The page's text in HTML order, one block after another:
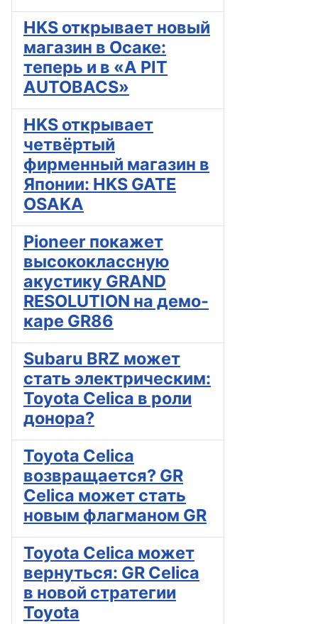
HKS открывает новый
магазин в Осаке:
теперь и в «A PIT
AUTOBACS»
HKS открывает
четвёртый
фирменный магазин в
Японии: HKS GATE
OSAKA
Pioneer покажет
высококлассную
акустику GRAND
RESOLUTION на демо-
каре GR86
Subaru BRZ может
стать электрическим:
Toyota Celica в роли
донора?
Toyota Celica
возвращается? GR
Celica может стать
новым флагманом GR
Toyota Celica может
вернуться: GR Celica
в новой стратегии
Toyota